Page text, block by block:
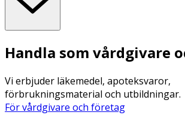
Handla som vårdgivare
Vi erbjuder läkemedel, apoteksvaror,
förbrukningsmaterial och utbildningar.
För vårdgivare och företag